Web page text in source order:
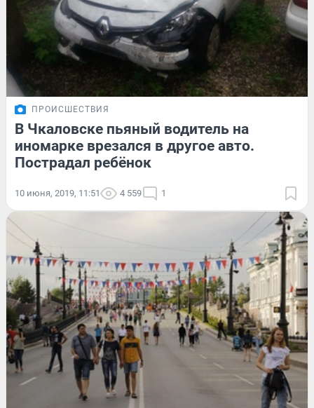
ПРОИСШЕСТВИЯ
В Чкаловске пьяный водитель на
иномарке врезался в другое авто.
Пострадал ребёнок
10 июня, 2019, 11:51 4 559 1